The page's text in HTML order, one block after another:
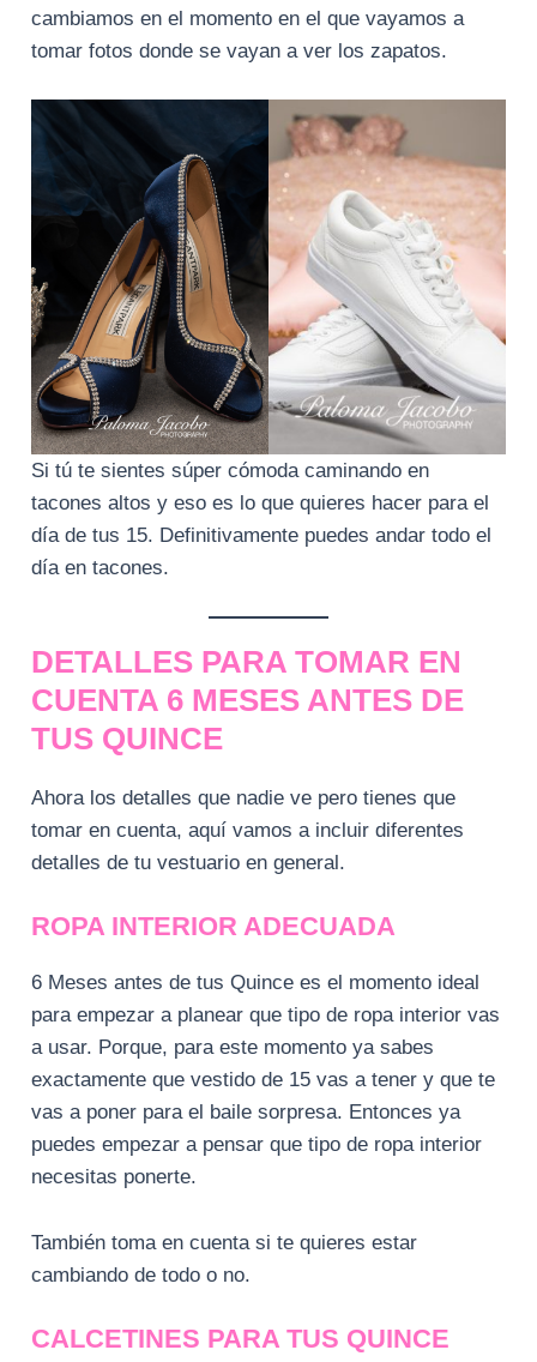
cambiamos en el momento en el que vayamos a
tomar fotos donde se vayan a ver los zapatos.
Si tú te sientes súper cómoda caminando en
tacones altos y eso es lo que quieres hacer para el
día de tus 15. Definitivamente puedes andar todo el
día en tacones.
DETALLES PARA TOMAR EN
CUENTA 6 MESES ANTES DE
TUS QUINCE
Ahora los detalles que nadie ve pero tienes que
tomar en cuenta, aquí vamos a incluir diferentes
detalles de tu vestuario en general.
ROPA INTERIOR ADECUADA
6 Meses antes de tus Quince es el momento ideal
para empezar a planear que tipo de ropa interior vas
a usar. Porque, para este momento ya sabes
exactamente que vestido de 15 vas a tener y que te
vas a poner para el baile sorpresa. Entonces ya
puedes empezar a pensar que tipo de ropa interior
necesitas ponerte.
También toma en cuenta si te quieres estar
cambiando de todo o no.
CALCETINES PARA TUS QUINCE